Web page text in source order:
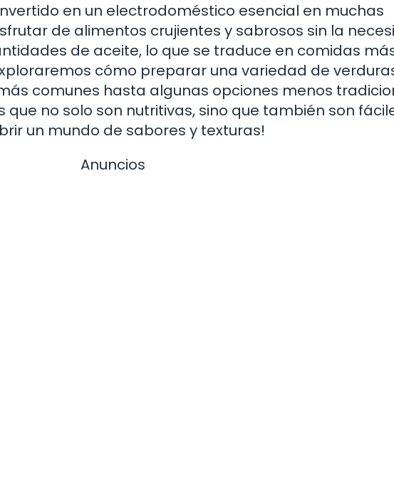
en un electrodoméstico esencial en muchas
de alimentos crujientes y sabrosos sin la
de aceite, lo que se traduce en comidas
cómo preparar una variedad de
comunes hasta algunas opciones menos
no solo son nutritivas, sino que también son
un mundo de sabores y texturas!
Anuncios